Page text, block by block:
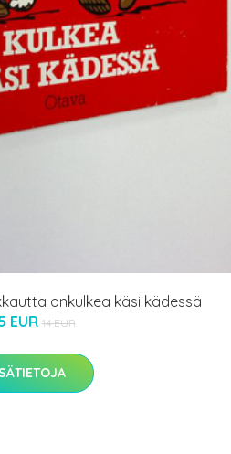
onkulkea käsi kädessä
EUR 14 EUR